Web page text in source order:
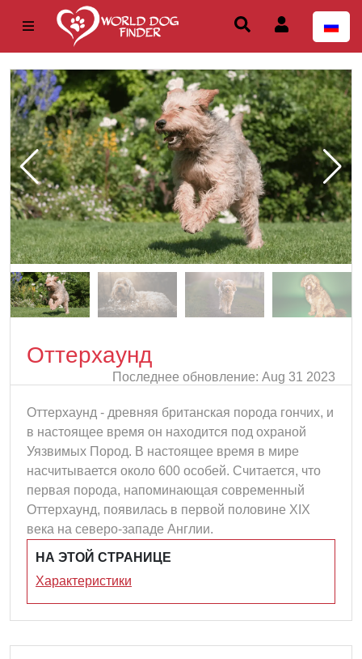
Оттерхаунд
Последнее обновление: Aug 31 2023
Оттерхаунд - древняя британская порода гончих, и
в настоящее время он находится под охраной
Уязвимых Пород. В настоящее время в мире
насчитывается около 600 особей. Считается, что
первая порода, напоминающая современный
Оттерхаунд, появилась в первой половине XIX
века на северо-западе Англии.
НА ЭТОЙ СТРАНИЦЕ
Характеристики